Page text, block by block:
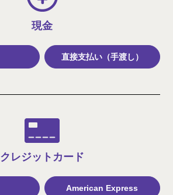
現金
直接支払い（手渡し）
クレジット カード
American Express